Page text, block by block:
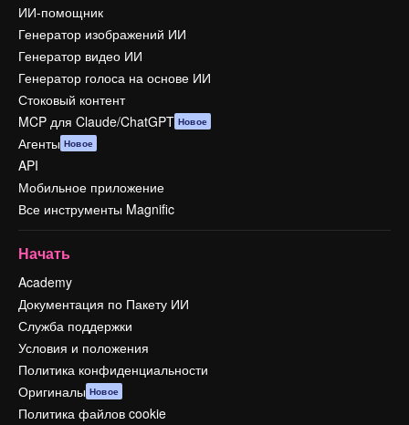
ИИ-помощник
Генератор изображений ИИ
Генератор видео ИИ
Генератор голоса на основе ИИ
Стоковый контент
MCP для Claude/ChatGPT Новое
Агенты Новое
API
Мобильное приложение
Все инструменты Magnific
Начать
Academy
Документация по Пакету ИИ
Служба поддержки
Условия и положения
Политика конфиденциальности
Оригиналы Новое
Политика файлов cookie